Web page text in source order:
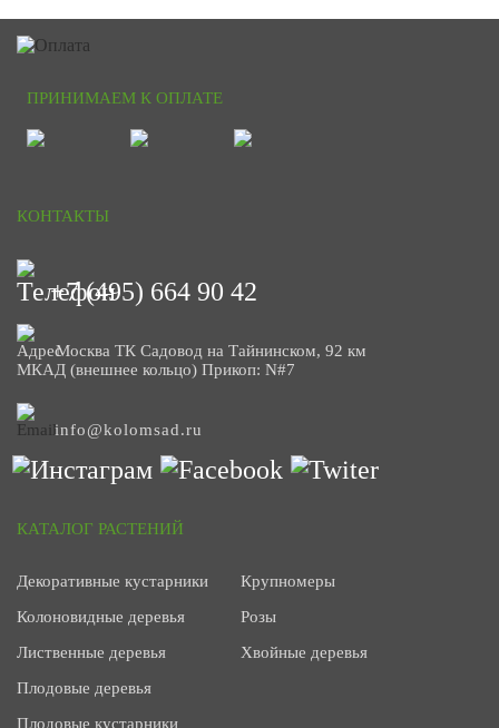
ПРИНИМАЕМ К ОПЛАТЕ
КОНТАКТЫ
+7 (495) 664 90 42
Москва ТК Садовод на Тайнинском, 92 км
МКАД (внешнее кольцо) Прикоп: N#7
info@kolomsad.ru
КАТАЛОГ РАСТЕНИЙ
Декоративные кустарники
Колоновидные деревья
Лиственные деревья
Плодовые деревья
Плодовые кустарники
Крупномеры
Розы
Хвойные деревья